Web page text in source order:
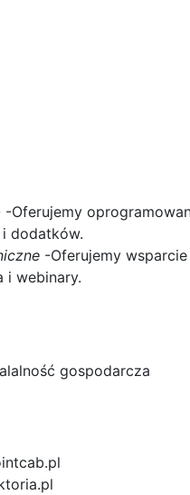
-Oferujemy
i dodatków.
-Oferujemy
i webinary.
gospodarcza
toria.pl